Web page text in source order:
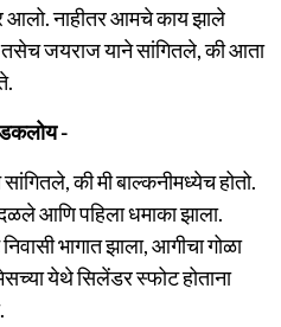
आलो. नाहीतर आमचे काय झाले
जयराज याने सांगितले, की आता
-
सांगितले, की मी बाल्कनीमध्येच होतो.
आणि पहिला धमाका झाला.
भागात झाला, आगीचा गोळा
येथे सिलेंडर स्फोट होताना